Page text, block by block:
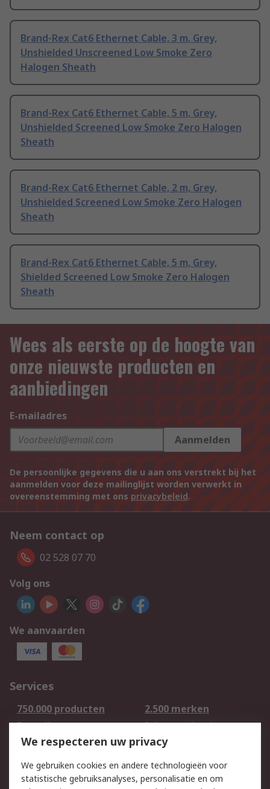
Brand-Rex Cat6 Ethernet Cable, 3 m, Grey,
Unshielded Unscreened Low Smoke Zero
Halogen Sheath
Brand-Rex Cat6 Ethernet Cable, 5 m, Grey,
Unshielded Screened Low Smoke Zero Halogen
Sheath
Brand-Rex Cat6 Ethernet Cable, 2 m, Grey,
Unshielded Screened Low Smoke Zero Halogen
Sheath
Brand-Rex Cat6 Ethernet Cable, 5 m, Grey,
Shielded Screened Low Smoke Zero Halogen
Sheath
Wees als eerste op de hoogte van
onze nieuwste producten en
aanbiedingen
E-mailadres
Aanmelden
De persoonlijke gegevens die u aan ons verstrekt bij het
aanmelden voor deze mailinglijst worden verwerkt in
overeenstemming met ons privacybeleid.
Neem contact op
02 528 07 70
Volg ons
We aanvaarden
Services
750.000 producten
2.500 merken
Bestellen
Inkoopoplossingen
Retouren
Technisch advies
Track & Trace
We respecteren uw privacy
We gebruiken cookies en andere technologieën voor
statistische gebruiksanalyses, personalisatie en om